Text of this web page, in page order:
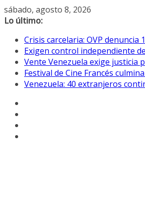
Saltar
al
sábado, agosto 8, 2026
Lo último:
Crisis carcelaria: OVP
Exigen control independiente
Vente Venezuela exige justicia
Festival de Cine Francés
Venezuela: 40 extranjeros